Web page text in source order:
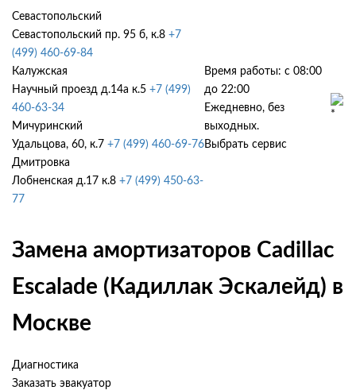
Севастопольский
Севастопольский пр. 95 б, к.8 +7
(499) 460-69-84
Калужская
Научный проезд д.14а к.5 +7 (499)
460-63-34
Мичуринский
Удальцова, 60, к.7 +7 (499) 460-69-76
Дмитровка
Лобненская д.17 к.8 +7 (499) 450-63-
77
Время работы: с 08:00
до 22:00
Ежедневно, без
выходных.
Выбрать сервис
Замена амортизаторов Cadillac
Escalade (Кадиллак Эскалейд) в
Москве
Диагностика
Заказать эвакуатор